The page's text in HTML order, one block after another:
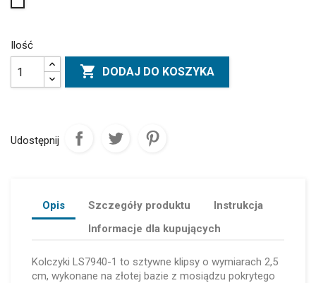
Ilość
 DODAJ DO KOSZYKA
Udostępnij
Opis Szczegóły produktu
Instrukcja
Informacje dla kupujących
Kolczyki LS7940-1 to sztywne klipsy o wymiarach 2,5
cm, wykonane na złotej bazie z mosiądzu pokrytego